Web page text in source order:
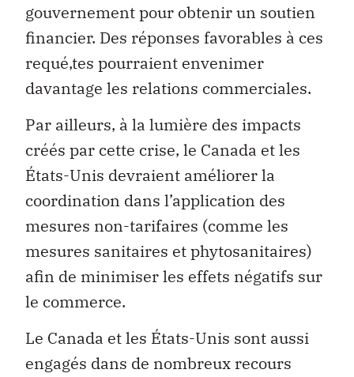
gouvernement pour obtenir un soutien
financier. Des réponses favorables à ces
requé‚tes pourraient envenimer
davantage les relations commerciales.
Par ailleurs, à la lumière des impacts
créés par cette crise, le Canada et les
États-Unis devraient améliorer la
coordination dans l’application des
mesures non-tarifaires (comme les
mesures sanitaires et phytosanitaires)
afin de minimiser les effets négatifs sur
le commerce.
Le Canada et les États-Unis sont aussi
engagés dans de nombreux recours